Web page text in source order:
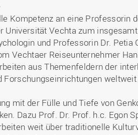
Kompetenz an eine Professorin
Universität Vechta zum
und Professorin Dr. Petia
Vechtaer Reiseunternehmer
aus Themenfeldern der
mit der Fülle und Tiefe von
Dazu Prof. Dr. Prof. h.c. Egon
weit über traditionelle